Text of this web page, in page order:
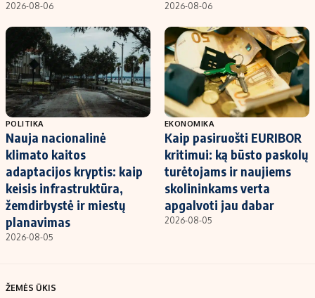
2026-08-06 2026-08-06
POLITIKA
Nauja nacionalinė
klimato kaitos
adaptacijos kryptis: kaip
keisis infrastruktūra,
žemdirbystė ir miestų
planavimas
2026-08-05
EKONOMIKA
Kaip pasiruošti EURIBOR
kritimui: ką būsto paskolų
turėtojams ir naujiems
skolininkams verta
apgalvoti jau dabar
2026-08-05
ŽEMĖS ŪKIS